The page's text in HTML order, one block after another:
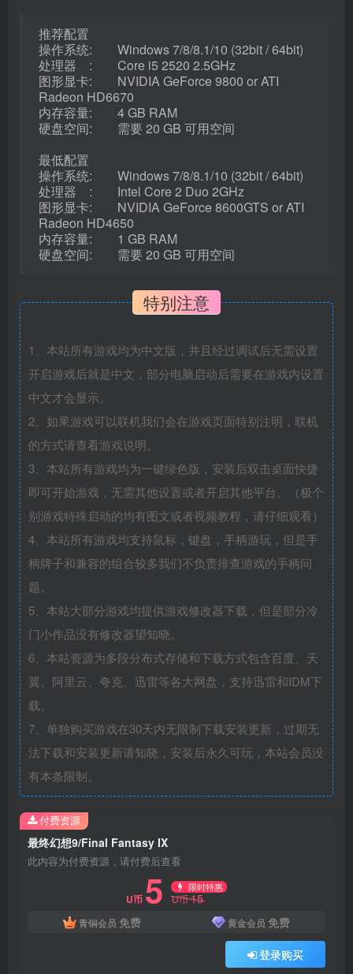
推荐配置
操作系统: Windows 7/8/8.1/10 (32bit / 64bit)
处理器 : Core i5 2520 2.5GHz
图形显卡: NVIDIA GeForce 9800 or ATI
Radeon HD6670
内存容量: 4 GB RAM
硬盘空间: 需要 20 GB 可用空间
最低配置
操作系统: Windows 7/8/8.1/10 (32bit / 64bit)
处理器 : Intel Core 2 Duo 2GHz
图形显卡: NVIDIA GeForce 8600GTS or ATI
Radeon HD4650
内存容量: 1 GB RAM
硬盘空间: 需要 20 GB 可用空间
特别注意
1、本站所有游戏均为中文版，并且经过调试后无需设置
开启游戏后就是中文，部分电脑启动后需要在游戏内设置
中文才会显示。
2、如果游戏可以联机我们会在游戏页面特别注明，联机
的方式请查看游戏说明。
3、本站所有游戏均为一键绿色版，安装后双击桌面快捷
即可开始游戏，无需其他设置或者开启其他平台。（极个
别游戏特殊启动的均有图文或者视频教程，请仔细观看）
4、本站所有游戏均支持鼠标，键盘，手柄游玩，但是手
柄牌子和兼容的组合较多我们不负责排查游戏的手柄问
题。
5、本站大部分游戏均提供游戏修改器下载，但是部分冷
门小作品没有修改器望知晓。
6、本站资源为多段分布式存储和下载方式包含百度、天
翼、阿里云、夸克、迅雷等各大网盘，支持迅雷和IDM下
载。
7、单独购买游戏在30天内无限制下载安装更新，过期无
法下载和安装更新请知晓，安装后永久可玩，本站会员没
有本条限制。
最终幻想9/Final Fantasy IX
此内容为付费资源，请付费后查看
U币 5 限时特惠
U币15
青铜会员 免费 黄金会员 免费
登录购买
付费资源